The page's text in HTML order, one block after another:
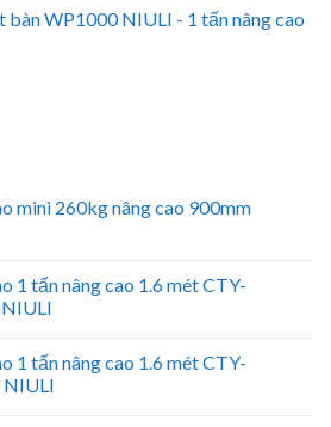
bàn WP1000 NIULI - 1 tấn nâng cao
mini 260kg nâng cao 900mm
1 tấn nâng cao 1.6 mét CTY-
1 tấn nâng cao 1.6 mét CTY-
NIULI